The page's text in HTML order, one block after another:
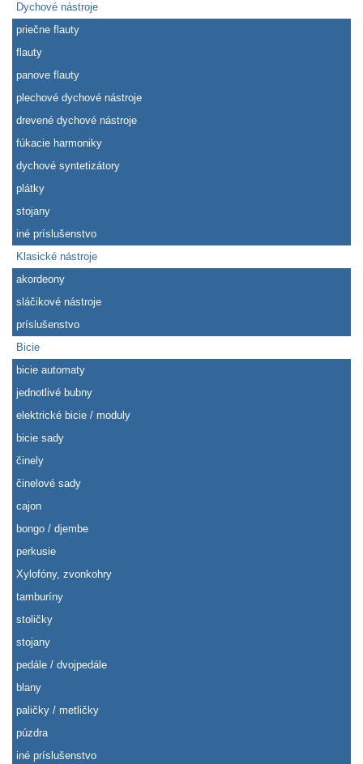
Dychové nástroje
priečne flauty
flauty
panove flauty
plechové dychové nástroje
drevené dychové nástroje
fúkacie harmoniky
dychové syntetizátory
plátky
stojany
iné príslušenstvo
Klasické nástroje
akordeony
sláčikové nástroje
príslušenstvo
Bicie
bicie automaty
jednotlivé bubny
elektrické bicie / moduly
bicie sady
činely
činelové sady
cajon
bongo / djembe
perkusie
Xylofóny, zvonkohry
tamburíny
stoličky
stojany
pedále / dvojpedále
blany
paličky / metličky
púzdra
iné príslušenstvo